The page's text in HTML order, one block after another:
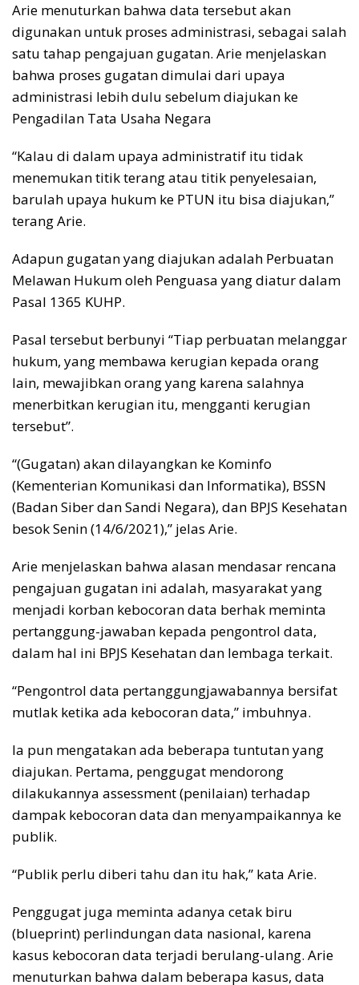
Arie menuturkan bahwa data tersebut akan
digunakan untuk proses administrasi, sebagai salah
satu tahap pengajuan gugatan. Arie menjelaskan
bahwa proses gugatan dimulai dari upaya
administrasi lebih dulu sebelum diajukan ke
Pengadilan Tata Usaha Negara
“Kalau di dalam upaya administratif itu tidak
menemukan titik terang atau titik penyelesaian,
barulah upaya hukum ke PTUN itu bisa diajukan,”
terang Arie.
Adapun gugatan yang diajukan adalah Perbuatan
Melawan Hukum oleh Penguasa yang diatur dalam
Pasal 1365 KUHP.
Pasal tersebut berbunyi “Tiap perbuatan melanggar
hukum, yang membawa kerugian kepada orang
lain, mewajibkan orang yang karena salahnya
menerbitkan kerugian itu, mengganti kerugian
tersebut”.
“(Gugatan) akan dilayangkan ke Kominfo
(Kementerian Komunikasi dan Informatika), BSSN
(Badan Siber dan Sandi Negara), dan BPJS Kesehatan
besok Senin (14/6/2021),” jelas Arie.
Arie menjelaskan bahwa alasan mendasar rencana
pengajuan gugatan ini adalah, masyarakat yang
menjadi korban kebocoran data berhak meminta
pertanggung-jawaban kepada pengontrol data,
dalam hal ini BPJS Kesehatan dan lembaga terkait.
“Pengontrol data pertanggungjawabannya bersifat
mutlak ketika ada kebocoran data,” imbuhnya.
Ia pun mengatakan ada beberapa tuntutan yang
diajukan. Pertama, penggugat mendorong
dilakukannya assessment (penilaian) terhadap
dampak kebocoran data dan menyampaikannya ke
publik.
“Publik perlu diberi tahu dan itu hak,” kata Arie.
Penggugat juga meminta adanya cetak biru
(blueprint) perlindungan data nasional, karena
kasus kebocoran data terjadi berulang-ulang. Arie
menuturkan bahwa dalam beberapa kasus, data